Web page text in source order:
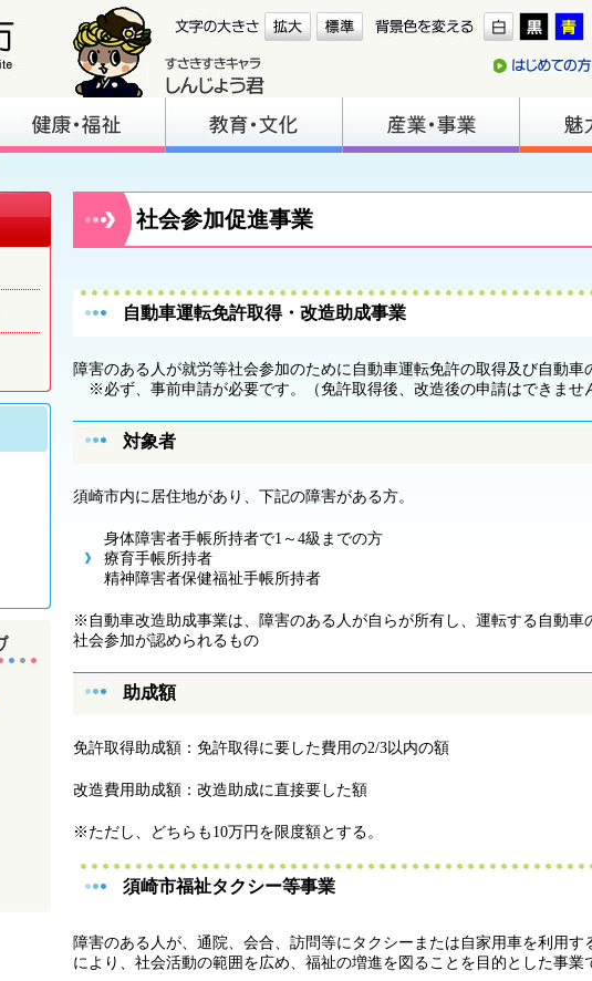
社会参加促進事業
自動車運転免許取得・改造助成事業
障害のある人が就労等社会参加のために自動車運転免許の取得及び自動車
※必ず、事前申請が必要です。（免許取得後、改造後の申請はできませ
対象者
須崎市内に居住地があり、下記の障害がある方。
身体障害者手帳所持者で1～4級までの方
療育手帳所持者
精神障害者保健福祉手帳所持者
※自動車改造助成事業は、障害のある人が自らが所有し、運転する自動車
社会参加が認められるもの
助成額
免許取得助成額：免許取得に要した費用の2/3以内の額
改造費用助成額：改造助成に直接要した額
※ただし、どちらも10万円を限度額とする。
須崎市福祉タクシー等事業
障害のある人が、通院、会合、訪問等にタクシーまたは自家用車を利用
により、社会活動の範囲を広め、福祉の増進を図ることを目的とした事業